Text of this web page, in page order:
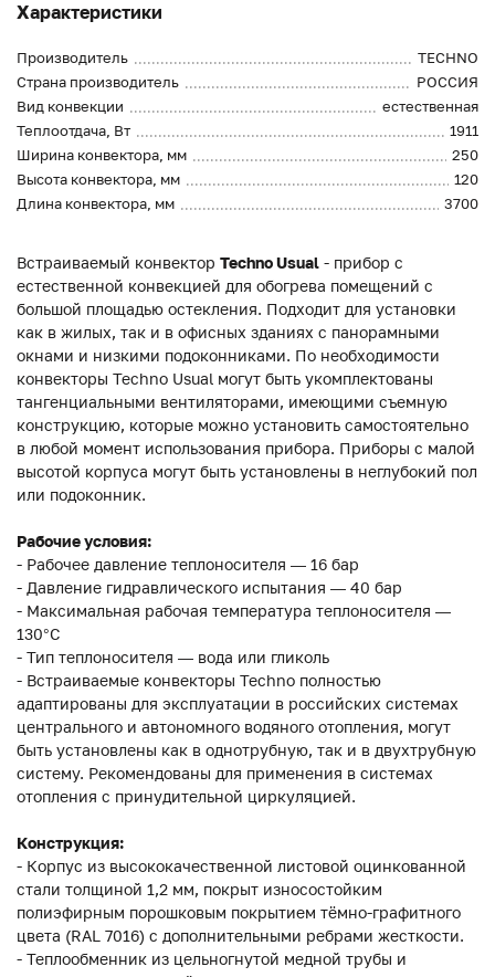
Характеристики
Производитель
TECHNO
Страна производитель
РОССИЯ
Вид конвекции
естественная
Теплоотдача, Вт
1911
Ширина конвектора, мм
250
Высота конвектора, мм
120
Длина конвектора, мм
3700
Встраиваемый конвектор Techno Usual - прибор с
естественной конвекцией для обогрева помещений с
большой площадью остекления. Подходит для установки
как в жилых, так и в офисных зданиях с панорамными
окнами и низкими подоконниками. По необходимости
конвекторы Techno Usual могут быть укомплектованы
тангенциальными вентиляторами, имеющими съемную
конструкцию, которые можно установить самостоятельно
в любой момент использования прибора. Приборы с малой
высотой корпуса могут быть установлены в неглубокий пол
или подоконник.
Рабочие условия:
- Рабочее давление теплоносителя — 16 бар
- Давление гидравлического испытания — 40 бар
- Максимальная рабочая температура теплоносителя —
130°С
- Тип теплоносителя — вода или гликоль
- Встраиваемые конвекторы Techno полностью
адаптированы для эксплуатации в российских системах
центрального и автономного водяного отопления, могут
быть установлены как в однотрубную, так и в двухтрубную
систему. Рекомендованы для применения в системах
отопления с принудительной циркуляцией.
Конструкция:
- Корпус из высококачественной листовой оцинкованной
стали толщиной 1,2 мм, покрыт износостойким
полиэфирным порошковым покрытием тёмно-графитного
цвета (RAL 7016) с дополнительными ребрами жесткости.
- Теплообменник из цельногнутой медной трубы и